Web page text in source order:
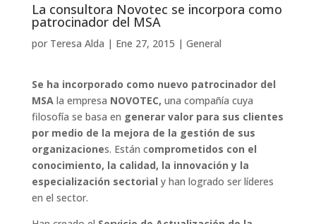
La consultora Novotec se incorpora como
patrocinador del MSA
por Teresa Alda | Ene 27, 2015 | General
Se ha incorporado como nuevo patrocinador del
MSA la empresa NOVOTEC, una compañía cuya
filosofía se basa en generar valor para sus clientes
por medio de la mejora de la gestión de sus
organizaciones. Están comprometidos con el
conocimiento, la calidad, la innovación y la
especialización sectorial y han logrado ser líderes
en el sector.